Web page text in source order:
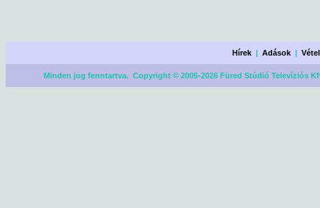
Hírek |Adások |
Minden jog fenntartva. Copyright © 2005-2026 Füred Stúdió Televíziós